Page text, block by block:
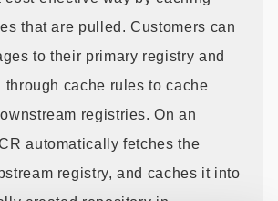
that are pulled. Customers can
to their primary registry and
cache rules to cache
registries. On an
automatically fetches the
registry, and caches it into